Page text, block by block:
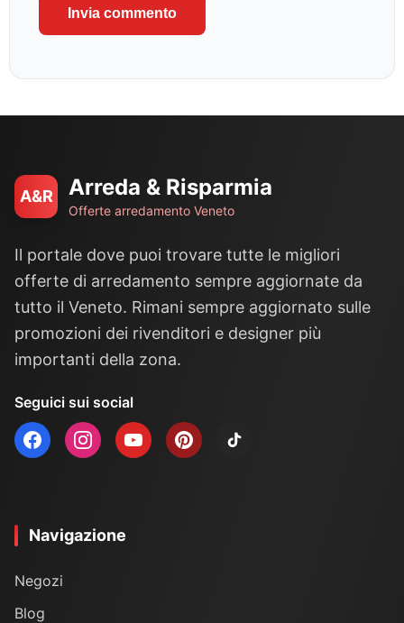
A&R Arreda & Risparmia
Offerte arredamento Veneto
Il portale dove puoi trovare tutte le migliori
offerte di arredamento sempre aggiornate da
tutto il Veneto. Rimani sempre aggiornato sulle
promozioni dei rivenditori e designer più
importanti della zona.
Seguici sui social
Navigazione
Negozi
Blog